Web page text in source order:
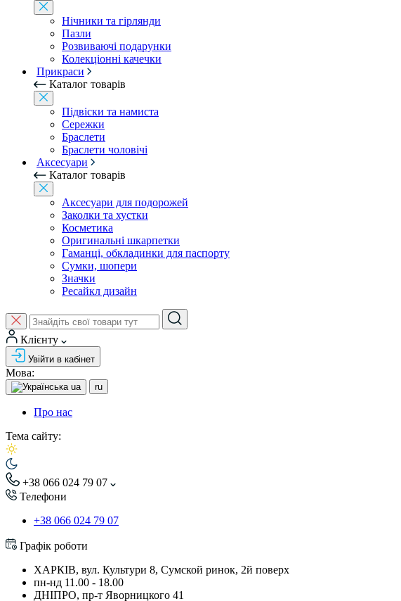
Нічники та гірлянди
Пазли
Розвиваючі подарунки
Колекціонні качечки
Прикраси
Каталог товарів
Підвіски та намиста
Сережки
Браслети
Браслети чоловічі
Аксесуари
Каталог товарів
Аксесуари для подорожей
Заколки та хустки
Косметика
Оригинальні шкарпетки
Гаманці, обкладинки для паспорту
Сумки, шопери
Значки
Ресайкл дизайн
Клієнту
Увійти в кабінет
Мова:
ua ru
Про нас
Тема сайту:
+38 066 024 79 07
Телефони
+38 066 024 79 07
Графік роботи
ХАРКІВ, вул. Культури 8, Сумской ринок, 2й поверх
пн-нд 11.00 - 18.00
ДНІПРО, пр-т Яворницкого 41